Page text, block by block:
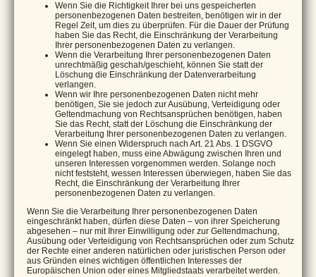
Wenn Sie die Richtigkeit Ihrer bei uns gespeicherten
personenbezogenen Daten bestreiten, benötigen wir in der
Regel Zeit, um dies zu überprüfen. Für die Dauer der Prüfung
haben Sie das Recht, die Einschränkung der Verarbeitung
Ihrer personenbezogenen Daten zu verlangen.
Wenn die Verarbeitung Ihrer personenbezogenen Daten
unrechtmäßig geschah/geschieht, können Sie statt der
Löschung die Einschränkung der Datenverarbeitung
verlangen.
Wenn wir Ihre personenbezogenen Daten nicht mehr
benötigen, Sie sie jedoch zur Ausübung, Verteidigung oder
Geltendmachung von Rechtsansprüchen benötigen, haben
Sie das Recht, statt der Löschung die Einschränkung der
Verarbeitung Ihrer personenbezogenen Daten zu verlangen.
Wenn Sie einen Widerspruch nach Art. 21 Abs. 1 DSGVO
eingelegt haben, muss eine Abwägung zwischen Ihren und
unseren Interessen vorgenommen werden. Solange noch
nicht feststeht, wessen Interessen überwiegen, haben Sie das
Recht, die Einschränkung der Verarbeitung Ihrer
personenbezogenen Daten zu verlangen.
Wenn Sie die Verarbeitung Ihrer personenbezogenen Daten
eingeschränkt haben, dürfen diese Daten – von ihrer Speicherung
abgesehen – nur mit Ihrer Einwilligung oder zur Geltendmachung,
Ausübung oder Verteidigung von Rechtsansprüchen oder zum Schutz
der Rechte einer anderen natürlichen oder juristischen Person oder
aus Gründen eines wichtigen öffentlichen Interesses der
Europäischen Union oder eines Mitgliedstaats verarbeitet werden.